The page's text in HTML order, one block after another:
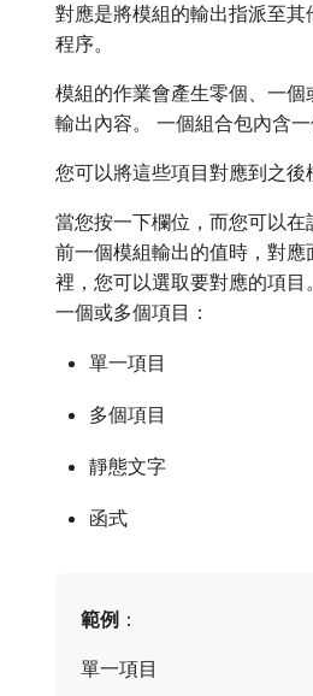
對應是將模組的輸出指派至其
程序。
模組的作業會產生零個、一
輸出內容。 一個組合包內含一
您可以將這些項目對應到之後
當您按一下欄位，而您可以在
前一個模組輸出的值時，對應
裡，您可以選取要對應的項目
一個或多個項目：
單一項目
多個項目
靜態文字
函式
範例 ：
單一項目